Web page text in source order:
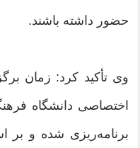
حضور داشته باشند.
وی تأکید کرد: زمان
اختصاصی دانشگاه
برنامه‌ریزی شده و بر